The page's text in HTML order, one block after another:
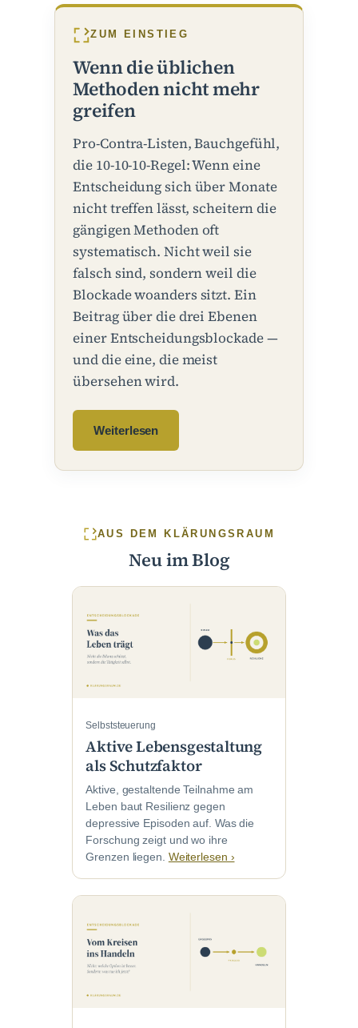
ZUM EINSTIEG
Wenn die üblichen
Methoden nicht mehr
greifen
Pro-Contra-Listen, Bauchgefühl,
die 10-10-10-Regel: Wenn eine
Entscheidung sich über Monate
nicht treffen lässt, scheitern die
gängigen Methoden oft
systematisch. Nicht weil sie
falsch sind, sondern weil die
Blockade woanders sitzt. Ein
Beitrag über die drei Ebenen
einer Entscheidungsblockade —
und die eine, die meist
übersehen wird.
Weiterlesen
AUS DEM KLÄRUNGSRAUM
Neu im Blog
Selbststeuerung
Aktive Lebensgestaltung
als Schutzfaktor
Aktive, gestaltende Teilnahme am
Leben baut Resilienz gegen
depressive Episoden auf. Was die
Forschung zeigt und wo ihre
Grenzen liegen. Weiterlesen ›